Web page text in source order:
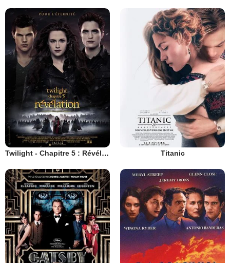
Twilight - Chapitre 5 : Révélation 2e partie Titanic